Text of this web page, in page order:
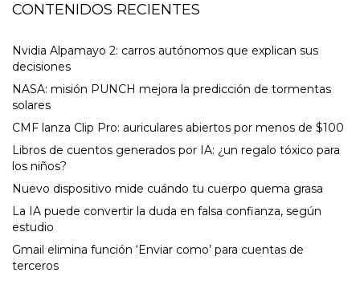
CONTENIDOS RECIENTES
Nvidia Alpamayo 2: carros autónomos que explican sus
decisiones
NASA: misión PUNCH mejora la predicción de tormentas
solares
CMF lanza Clip Pro: auriculares abiertos por menos de $100
Libros de cuentos generados por IA: ¿un regalo tóxico para
los niños?
Nuevo dispositivo mide cuándo tu cuerpo quema grasa
La IA puede convertir la duda en falsa confianza, según
estudio
Gmail elimina función ‘Enviar como’ para cuentas de
terceros